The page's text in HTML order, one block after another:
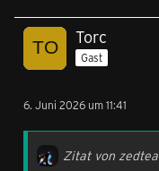
Torc
Gast
6. Juni 2026 um 11:41
Zitat von zedtea